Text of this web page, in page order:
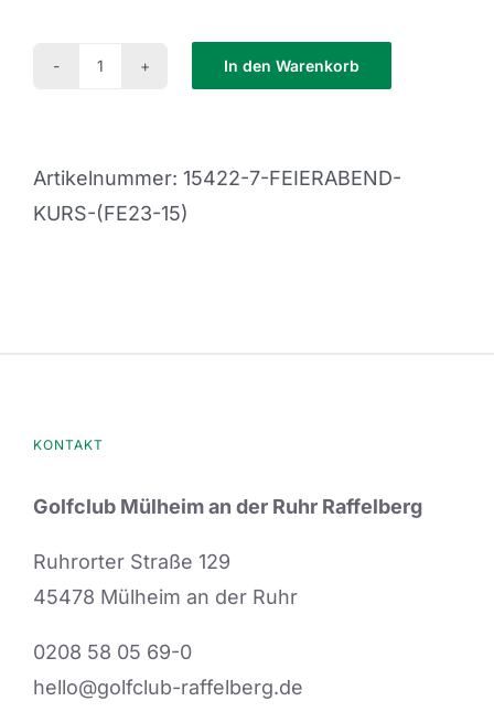
Feierabend
15)
Menge
In den Warenkorb
Artikelnummer: 15422-7-FEIERABEND-
KURS-(FE23-15)
KONTAKT
Golfclub Mülheim an der Ruhr Raffelberg
Ruhrorter Straße 129
45478 Mülheim an der Ruhr
0208 58 05 69-0
hello@golfclub-raffelberg.de